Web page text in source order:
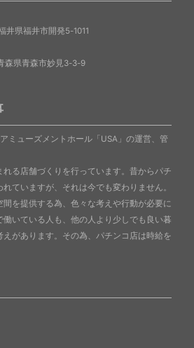
県福井市開発5-1011
県青森市妙見3-3-9
ミューズメントホール「USA」の運営、管
る店舗づくりを行っています。昔からパチ
ていますが、それは今でも変わりません。
を提供する為、色々な考えや行動が必要に
いている人も、他の人より少しでも良い暮
えがあります。その為、パチンコ店は時給を